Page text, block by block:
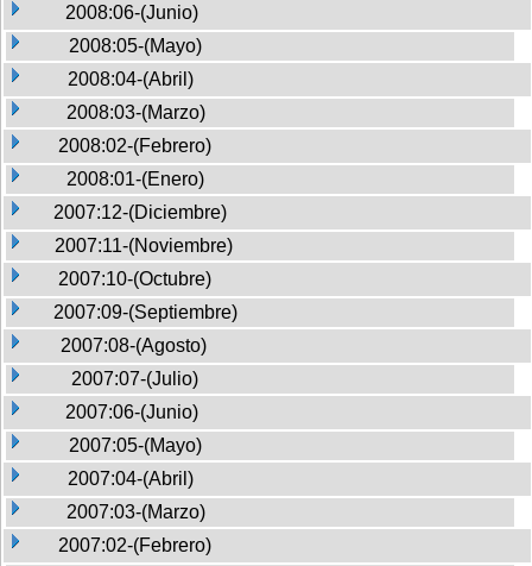
2008:06-(Junio)
2008:05-(Mayo)
2008:04-(Abril)
2008:03-(Marzo)
2008:02-(Febrero)
2008:01-(Enero)
2007:12-(Diciembre)
2007:11-(Noviembre)
2007:10-(Octubre)
2007:09-(Septiembre)
2007:08-(Agosto)
2007:07-(Julio)
2007:06-(Junio)
2007:05-(Mayo)
2007:04-(Abril)
2007:03-(Marzo)
2007:02-(Febrero)